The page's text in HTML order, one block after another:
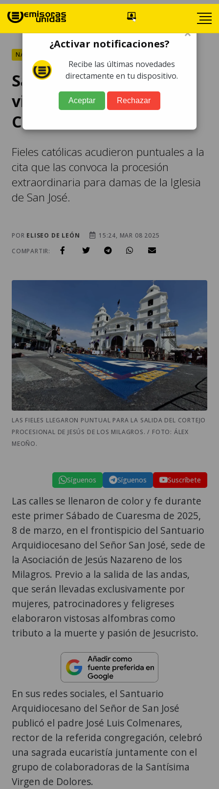
NACIONALES
Santuario de San José se
viste de gala por la
Cuaresma 2025
Fieles católicas acudieron puntuales a la
cita que las convoca la procesión
extraordinaria para damas de la Iglesia
de San José.
POR ELISEO DE LEÓN
15:24, MAR 08 2025
COMPARTIR:
LAS FIELES LLEGARON PUNTUAL PARA LA SALIDA DEL CORTEJO
PROCESIONAL DE JESÚS DE LOS MILAGROS. / FOTO: ÁLEX
MEOÑO.
Síguenos Síguenos Suscríbete
Las calles se llenaron de color y fe durante
este primer Sábado de Cuaresma de 2025,
8 de marzo, en el frontispicio del Santuario
Arquidiocesano del Señor San José, sede de
la Asociación de Jesús Nazareno de los
Milagros. Previo a la salida de las andas,
que serán llevadas exclusivamente por
mujeres, patrocinadores y feligreses
elaboraron vistosas alfombras como
tributo a la muerte y pasión de Jesucristo.
En sus redes sociales, el Santuario
Arquidiocesano del Señor de San José
publicó el padre José Luis Colmenares,
rector de la referida congregación, celebró
una sagrada eucaristía juntamente con el
grupo de colaboradoras de la Santísima
Virgen de Dolores.
×
¿Activar notificaciones?
Recibe las últimas novedades
directamente en tu dispositivo.
Aceptar Rechazar